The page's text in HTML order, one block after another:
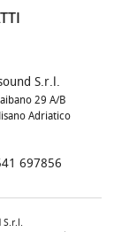
S.r.l.
29 A/B
Adriatico
697856
S.r.l.